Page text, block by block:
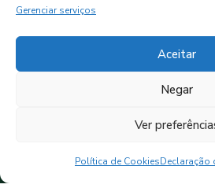
Gerenciar serviços
Aceitar
Negar
Ver
Política de CookiesDeclaração
7°C